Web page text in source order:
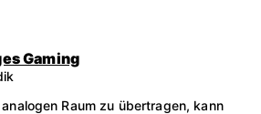
Gaming
Raum zu übertragen, kann